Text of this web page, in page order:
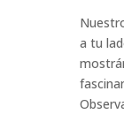
a tu